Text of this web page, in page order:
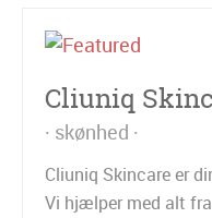
Cliuniq
skønhed
Cliuniq Skincare er
Vi hjælper med alt